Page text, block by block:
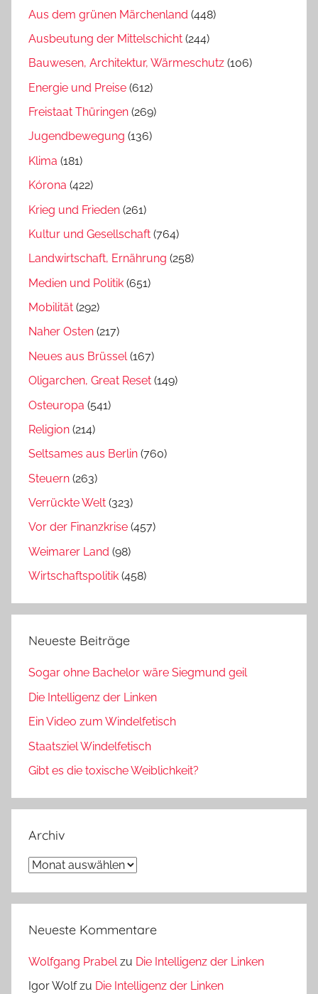
Aus dem grünen Märchenland (448)
Ausbeutung der Mittelschicht (244)
Bauwesen, Architektur, Wärmeschutz (106)
Energie und Preise (612)
Freistaat Thüringen (269)
Jugendbewegung (136)
Klima (181)
Kórona (422)
Krieg und Frieden (261)
Kultur und Gesellschaft (764)
Landwirtschaft, Ernährung (258)
Medien und Politik (651)
Mobilität (292)
Naher Osten (217)
Neues aus Brüssel(167)
Oligarchen, Great Reset (149)
Osteuropa (541)
Religion (214)
Seltsames aus Berlin (760)
Steuern (263)
Verrückte Welt (323)
Vor der Finanzkrise (457)
Weimarer Land (98)
Wirtschaftspolitik (458)
Neueste Beiträge
Sogar ohne Bachelor wäre Siegmund geil
Die Intelligenz der Linken
Ein Video zum Windelfetisch
Staatsziel Windelfetisch
Gibt es die toxische Weiblichkeit?
Archiv
Archiv
Neueste Kommentare
Wolfgang Prabelzu Die Intelligenz der Linken
Igor Wolfzu Die Intelligenz der Linken